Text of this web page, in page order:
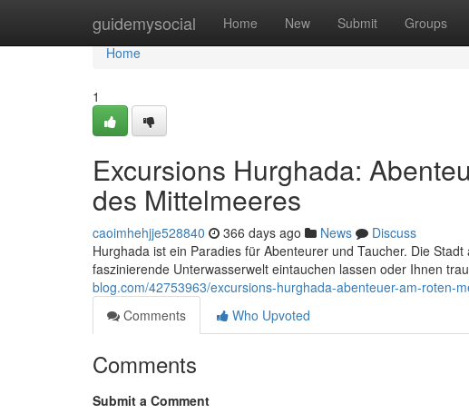
guidemysocial Home New Submit Groups
Home
Home
1
Excursions Hurghada:
des Mittelmeeres
caoimhehjje528840 366 days ago News
Discuss
Hurghada ist ein Paradies für Abenteurer und Taucher. Die
faszinierende Unterwasserwelt eintauchen lassen oder Ihnen
blog.com/42753963/excursions-hurghada-abenteuer-am-roten-
Comments
Who Upvoted
Comments
Submit a Comment